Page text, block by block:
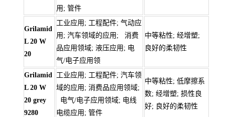
用; 管件
Grilamid
L 20 W
20
工业应用; 工程配件; 气动应
用; 汽车领域的应用; 消费
品应用领域; 液压应用; 电
气/电子应用领
中等粘性; 经增塑;
良好的柔韧性
Grilamid
L 20 W
20 grey
9280
工业应用; 工程配件; 汽车领
域的应用; 消费品应用领域;
电气/电子应用领域; 电线
电缆应用; 管件
中等粘性; 低摩擦系
数; 经增塑; 损性良
好; 良好的柔韧性